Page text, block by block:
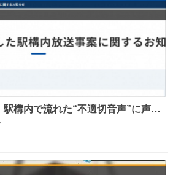
駅構内で流れた“不適切音声”に声明
article/detail… 4日
よび薬院駅で発生した駅構内放送
音声が流された可能性も含めて確